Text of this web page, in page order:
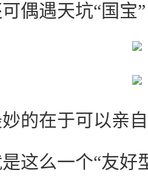
偶遇天坑“国宝
的在于可以亲
这么一个“友好